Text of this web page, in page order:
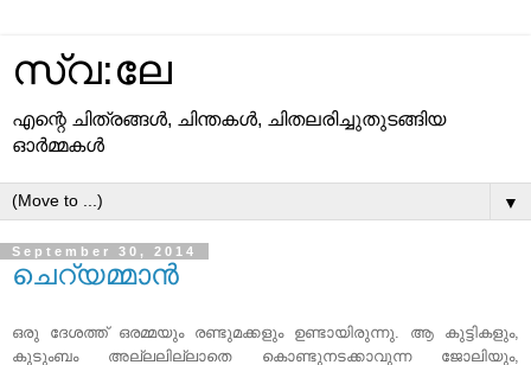
സ്വ:ലേ
എന്റെ ചിത്രങ്ങള്‍, ചിന്തകള്‍, ചിതലരിച്ചുതുടങ്ങിയ
ഓര്‍മ്മകള്‍
▼
September 30, 2014
ചെറ്യമ്മാൻ
ഒരു ദേശത്ത് ഒരമ്മയും രണ്ടുമക്കളും ഉണ്ടായിരുന്നു. ആ കുട്ടികളും,
കുടുംബം അല്ലലില്ലാതെ കൊണ്ടുനടക്കാവുന്ന ജോലിയും,